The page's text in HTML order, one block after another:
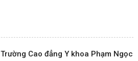
Trường Cao đẳng Y khoa Phạm Ngọc